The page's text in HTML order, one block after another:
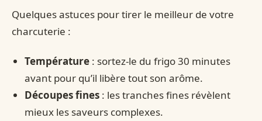
Quelques astuces pour tirer le meilleur de votre
charcuterie :
Température : sortez-le du frigo 30 minutes
avant pour qu’il libère tout son arôme.
Découpes fines : les tranches fines révèlent
mieux les saveurs complexes.